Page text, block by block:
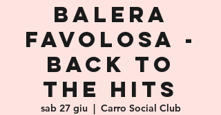
BALERA
FAVOLOSA -
Back to
the hits
sab 27 giu
  |
Carro Social Club